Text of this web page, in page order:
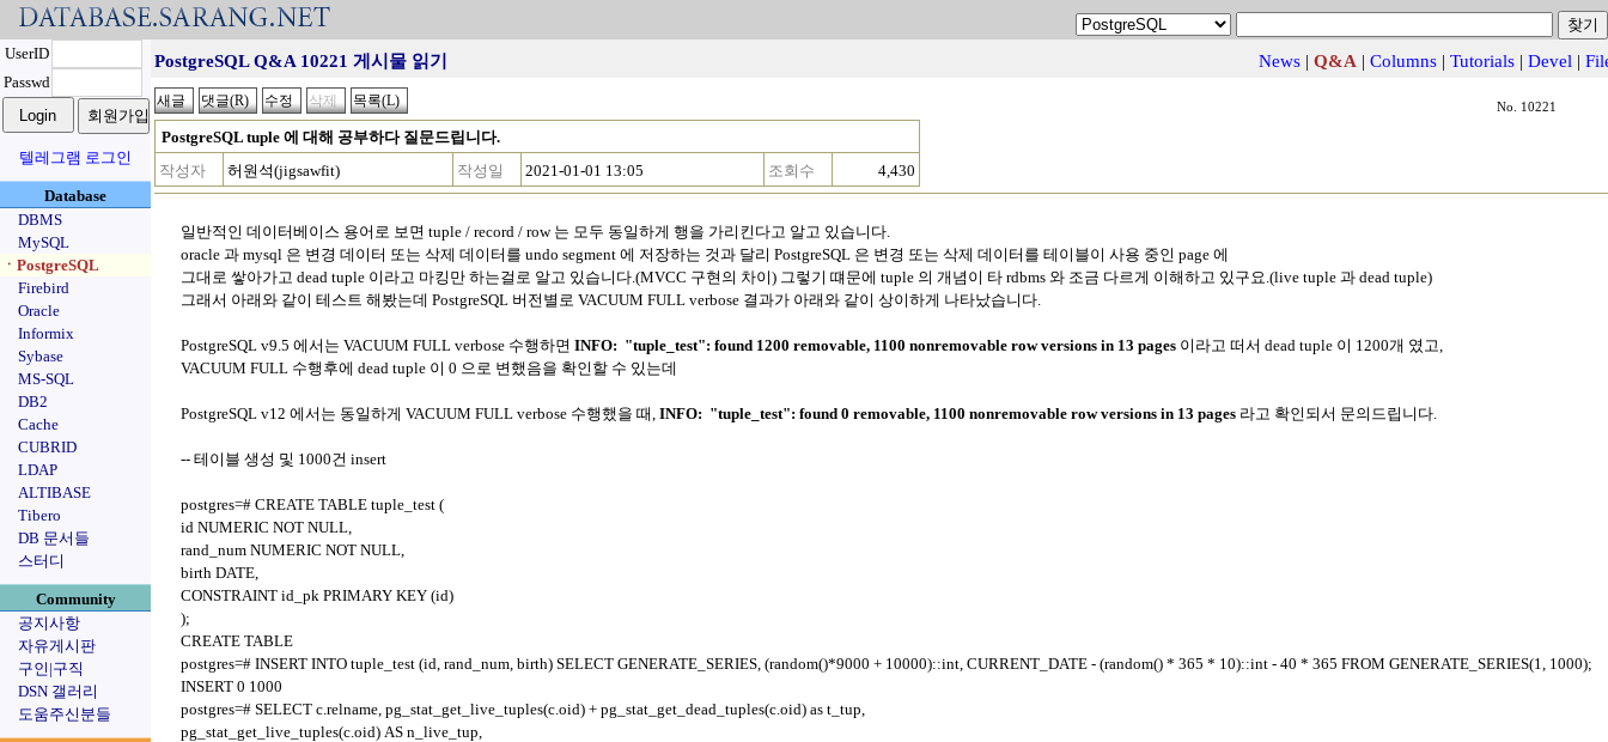
UserID
Passwd
텔레그램 로그인
Database
DBMS
MySQL
ㆍPostgreSQL
Firebird
Oracle
Informix
Sybase
MS-SQL
DB2
Cache
CUBRID
LDAP
ALTIBASE
Tibero
DB 문서들
스터디
Community
공지사항
자유게시판
구인|구직
DSN 갤러리
도움주신분들
PostgreSQL Q&A 10221 게시물 읽기 News | Q&A | Columns | Tutorials | Devel |
No. 10221
PostgreSQL tuple 에 대해 공부하다 질문드립니다.
작성자
허원석(jigsawfit) 작성일 2021-01-01 13:05 조회수 4,430
일반적인 데이터베이스 용어로 보면 tuple / record / row 는 모두 동일하게 행을 가리킨다고 알고 있습니다.
oracle 과 mysql 은 변경 데이터 또는 삭제 데이터를 undo segment 에 저장하는 것과 달리 PostgreSQL 은 변경 또는 삭제 데이터를 테이블이 사용 중인 page 에
그대로 쌓아가고 dead tuple 이라고 마킹만 하는걸로 알고 있습니다.(MVCC 구현의 차이) 그렇기 떄문에 tuple 의 개념이 타 rdbms 와 조금 다르게 이해하고 있구요.(live tuple 과 dead tuple)
그래서 아래와 같이 테스트 해봤는데 PostgreSQL 버전별로 VACUUM FULL verbose 결과가 아래와 같이 상이하게 나타났습니다.
PostgreSQL v9.5 에서는 VACUUM FULL verbose 수행하면 INFO: "tuple_test": found 1200 removable, 1100 nonremovable row versions in 13 pages 이라고 떠서 dead tuple 이 1200개 였고,
VACUUM FULL 수행후에 dead tuple 이 0 으로 변했음을 확인할 수 있는데
PostgreSQL v12 에서는 동일하게 VACUUM FULL verbose 수행했을 때, INFO: "tuple_test": found 0 removable, 1100 nonremovable row versions in 13 pages 라고 확인되서 문의드립니다.
-- 테이블 생성 및 1000건 insert
postgres=# CREATE TABLE tuple_test (
id NUMERIC NOT NULL,
rand_num NUMERIC NOT NULL,
birth DATE,
CONSTRAINT id_pk PRIMARY KEY (id)
);
CREATE TABLE
postgres=# INSERT INTO tuple_test (id, rand_num, birth) SELECT GENERATE_SERIES, (random()*9000 + 10000)::int, CURRENT_DATE - (random() * 365 * 10)::int - 40 * 365 FROM GENERATE_SERIES(1, 1000);
INSERT 0 1000
postgres=# SELECT c.relname, pg_stat_get_live_tuples(c.oid) + pg_stat_get_dead_tuples(c.oid) as t_tup,
pg_stat_get_live_tuples(c.oid) AS n_live_tup,